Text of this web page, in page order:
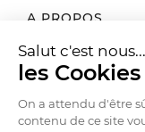
de 9h à 17h du
Email
Téléphone01 78
Conditions
A PROPOS
Nos
Le Club
NOUS TROUVER
Toutes nos